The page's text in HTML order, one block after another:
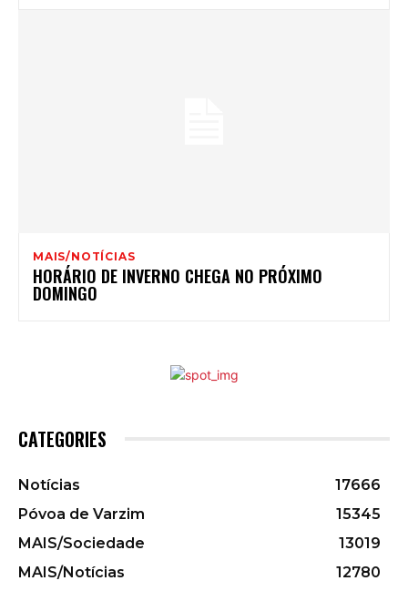
MAIS/NOTÍCIAS
HORÁRIO DE INVERNO CHEGA NO PRÓXIMO
DOMINGO
CATEGORIES
Notícias
17666
Póvoa de Varzim
15345
MAIS/Sociedade
13019
MAIS/Notícias
12780